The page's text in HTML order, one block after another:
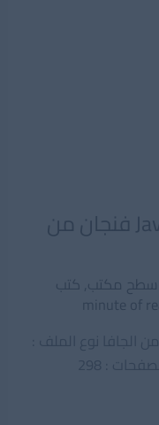
كتاب مميز لتعلم الجافا Java فنجان من
سطح مكتب, كتب